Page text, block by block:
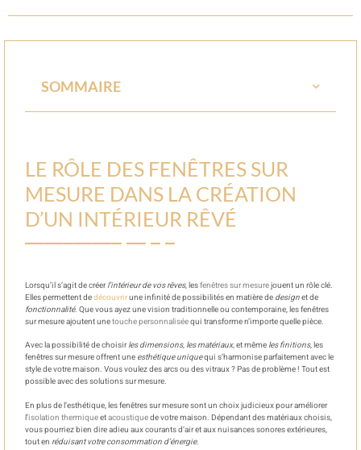
SOMMAIRE
LE RÔLE DES FENÊTRES SUR
MESURE DANS LA CRÉATION
D’UN INTÉRIEUR RÊVÉ
Lorsqu’il s’agit de créer l’intérieur de vos rêves, lesfenêtres sur mesurejouent un rôle clé.
Elles permettent dedécouvrirune infinité de possibilités en matière de designet de
fonctionnalité. Que vous ayez une vision traditionnelle ou contemporaine, les fenêtres
sur mesure ajoutent unetouche personnaliséequi transforme n’importe quelle pièce.
Avec la possibilité de choisir les dimensions, les matériaux, et même les finitions, les
fenêtres sur mesure offrent une esthétique uniquequi s’harmonise parfaitement avec le
style de votre maison. Vous voulez des arcs ou des vitraux ? Pas de problème ! Tout est
possible avec des solutions sur mesure.
En plus de l’esthétique, les fenêtres sur mesure sont un choix judicieux pour améliorer
l’isolation thermiqueetacoustiquede votre maison. Dépendant des matériaux choisis,
vous pourriez bien dire adieu aux courants d’air et aux nuisances sonores extérieures,
tout en réduisant votre consommation d’énergie.